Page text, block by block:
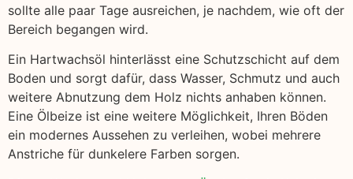
sollte alle paar Tage ausreichen, je nachdem, wie oft der
Bereich begangen wird.
Ein Hartwachsöl hinterlässt eine Schutzschicht auf dem
Boden und sorgt dafür, dass Wasser, Schmutz und auch
weitere Abnutzung dem Holz nichts anhaben können.
Eine Ölbeize ist eine weitere Möglichkeit, Ihren Böden
ein modernes Aussehen zu verleihen, wobei mehrere
Anstriche für dunkelere Farben sorgen.